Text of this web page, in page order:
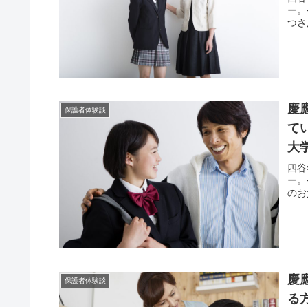
ー
つ
保護者体験談
慶
て
大
四
ー
の
保護者体験談
慶
る